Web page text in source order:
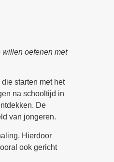
oefenen met
starten met het
na schooltijd in
De
van jongeren.
Hierdoor
ook gericht